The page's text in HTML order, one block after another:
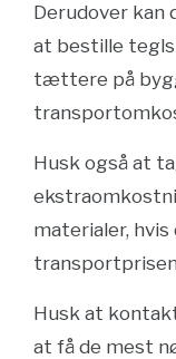
Derudover kan
at bestille
tættere på
Husk også at
materialer,
Husk at
at få de mest